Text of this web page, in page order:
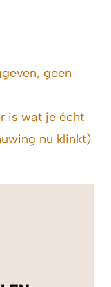
geen
is wat je écht
nu klinkt)